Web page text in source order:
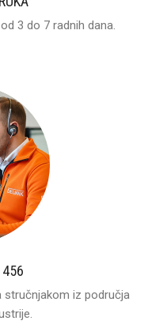
3 do 7 radnih dana.
stručnjakom iz područja